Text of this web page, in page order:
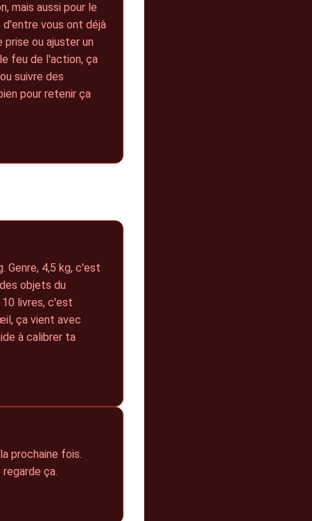
mais aussi pour le
d'entre vous ont déjà
ou ajuster un
feu de l'action, ça
suivre des
pour retenir ça
Genre, 4,5 kg, c'est
objets du
livres, c'est
ça vient avec
à calibrer ta
prochaine fois.
ça.